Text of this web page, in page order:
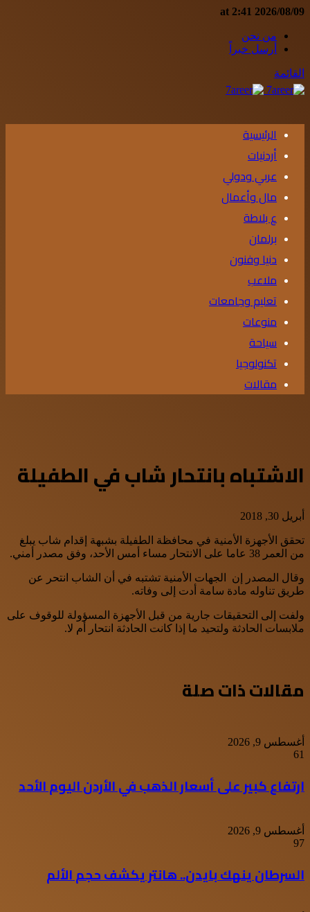
2026/08/09 at 2:41
من نحن
أرسل خبراً
القائمة
الرئيسية
أردنيات
عربي ودولي
مال وأعمال
ع بلاطة
برلمان
دنيا وفنون
ملاعب
تعليم وجامعات
منوعات
سياحة
تكنولوجيا
مقالات
الاشتباه بانتحار شاب في الطفيلة
أبريل 30, 2018
تحقق الأجهزة الأمنية في محافظة الطفيلة بشبهة إقدام شاب يبلغ
من العمر 38 عاما على الانتحار مساء أمس الأحد، وفق مصدر أمني.
وقال المصدر إن الجهات الأمنية تشتبه في أن الشاب انتحر عن
طريق تناوله مادة سامة أدت إلى وفاته.
ولفت إلى التحقيقات جارية من قبل الأجهزة المسؤولة للوقوف على
ملابسات الحادثة ولتحيد ما إذا كانت الحادثة انتحار أم لا.
مقالات ذات صلة
أغسطس 9, 2026
61
ارتفاع كبير على أسعار الذهب في الأردن اليوم الأحد
أغسطس 9, 2026
97
السرطان ينهك بايدن.. هانتر يكشف حجم الألم